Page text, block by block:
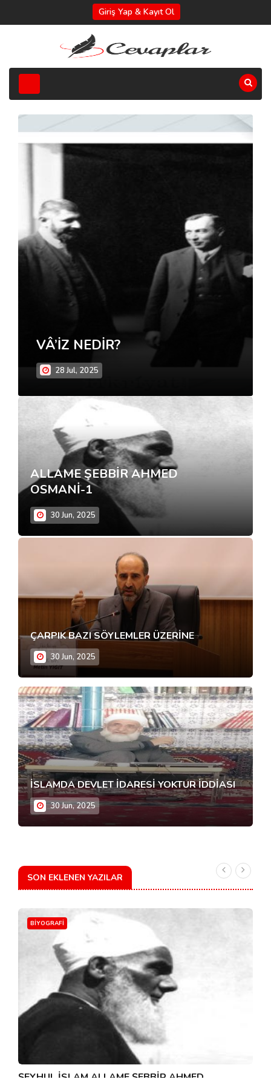
Giriş Yap & Kayıt Ol
“KUR’AN ÂYETLERİ
TARİHSELDİR” DALALETİ
28 Jul, 2025
ALLAME ŞEBBİR AHMED
OSMANİ-1
30 Jun, 2025
ÇARPIK BAZI SÖYLEMLER ÜZERİNE
30 Jun, 2025
İSLAMDA DEVLET İDARESİ YOKTUR İDDİASI
30 Jun, 2025
SON EKLENEN YAZILAR
BIYOGRAFI
ŞEYHUL İSLAM ALLAME ŞEBBİR AHMED